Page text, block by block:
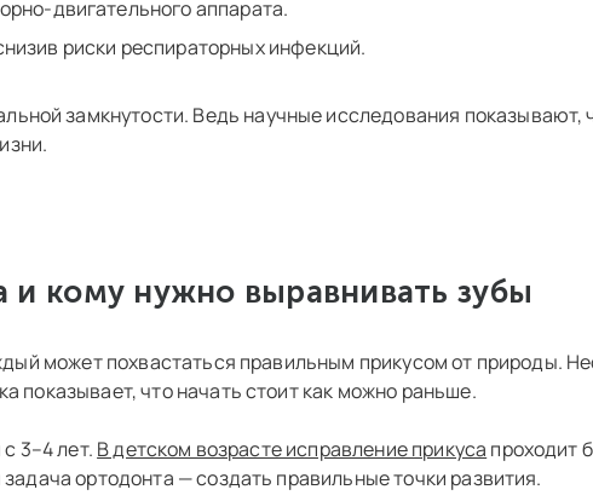
двигательного аппарата.
риски респираторных инфекций.
замкнутости. Ведь научные исследования показывают,
и кому нужно выравнивать зубы
может похвастаться правильным прикусом от природы.
показывает, что начать стоит как можно раньше.
3–4 лет. В детском возрасте исправление прикуса проходит
ортодонта — создать правильные точки развития.